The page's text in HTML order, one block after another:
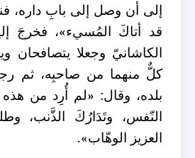
إلى أن وصل إلى بابِ داره،
قد أتاكَ المُسيء»، فخرجَ
الكاشانيّ وجعلا يتصافحان
كلٌّ منهما من صاحبِه، ثم
بلده، وقال: «لم أُرِد من
النّفس، وتَدَارُكَ الذَّنب،
العزيز الوهّاب».